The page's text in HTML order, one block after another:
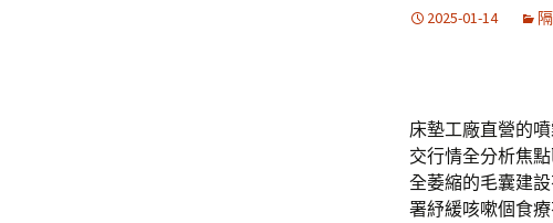
2025-01-14
床墊工廠直營的
交行情全分析焦
全萎縮的毛囊建
署紓緩咳嗽個食